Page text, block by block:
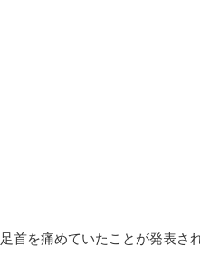
首を痛めていたことが発表さ